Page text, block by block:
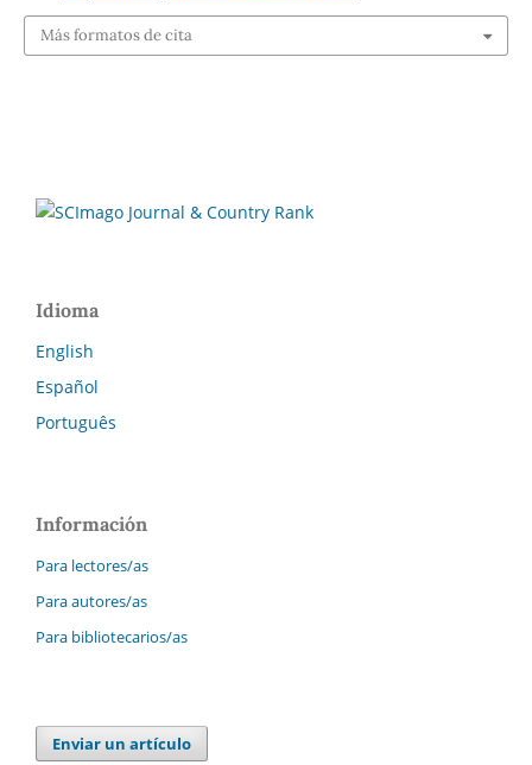
Más formatos de cita
Idioma
English
Español
Português
Información
Para lectores/as
Para autores/as
Para bibliotecarios/as
Enviar un artículo